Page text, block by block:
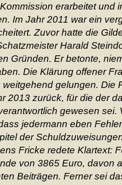
erarbeitet und
Im Jahr 2011 war ein
Zuvor hatte die
Harald
Gründen. Er betonte,
Die Klärung offener
gelungen. Die
2013 zurück, für die der
gewesen sei.
jedermann eben
der
Fricke redete Klartext:
von 3865 Euro, davon
Beiträgen. Ferner sei